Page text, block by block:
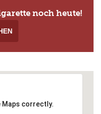
noch heute!
Maps correctly.